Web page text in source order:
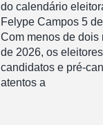
do calendário
Felype Campos 5
Com menos de dois
de 2026, os
candidatos e pré-
atentos a